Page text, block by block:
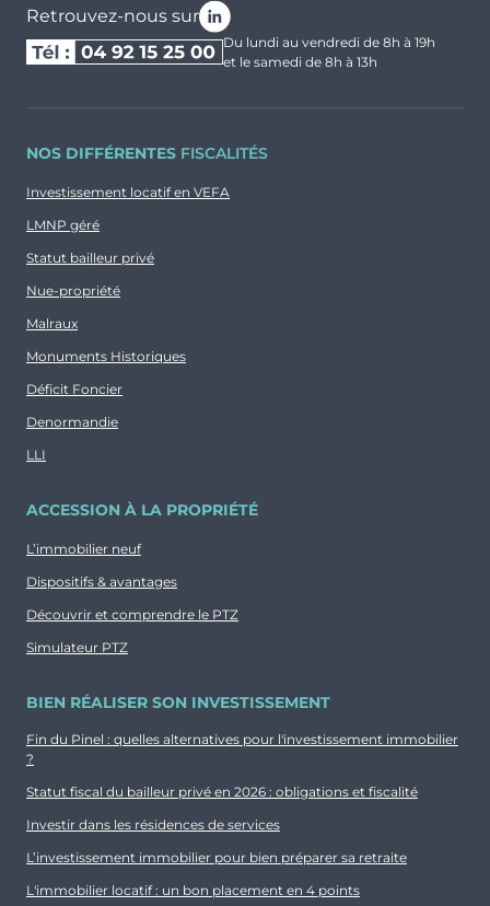
Retrouvez-nous sur
Du lundi au vendredi de 8h à 19h
et le samedi de 8h à 13h
NOS DIFFÉRENTES FISCALITÉS
Investissement locatif en VEFA
LMNP géré
Statut bailleur privé
Nue-propriété
Malraux
Monuments Historiques
Déficit Foncier
Denormandie
LLI
ACCESSION À LA PROPRIÉTÉ
L’immobilier neuf
Dispositifs & avantages
Découvrir et comprendre le PTZ
Simulateur PTZ
BIEN RÉALISER SON INVESTISSEMENT
Fin du Pinel : quelles alternatives pour l'investissement immobilier
?
Statut fiscal du bailleur privé en 2026 : obligations et fiscalité
Investir dans les résidences de services
L’investissement immobilier pour bien préparer sa retraite
L'immobilier locatif : un bon placement en 4 points